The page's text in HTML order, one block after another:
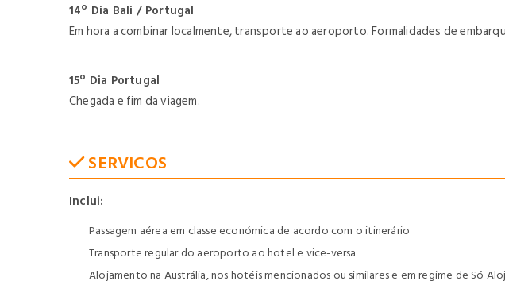
14º Dia Bali / Portugal
Em hora a combinar localmente, transporte ao aeroporto. Formalidades de
15º Dia Portugal
Chegada e fim da viagem.
SERVICOS
Inclui:
Passagem aérea em classe económica de acordo com o itinerário
Transporte regular do aeroporto ao hotel e vice-versa
Alojamento na Austrália, nos hotéis mencionados ou similares e em regime de Só